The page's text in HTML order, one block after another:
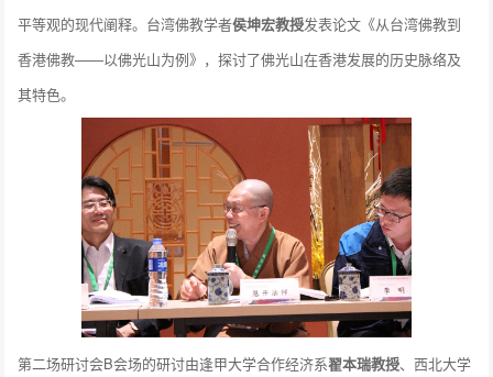
平等观的现代阐释。台湾佛教学者侯坤宏教授发表论文《从台湾佛教到
香港佛教——以佛光山为例》，探讨了佛光山在香港发展的历史脉络及
其特色。
第二场研讨会B会场的研讨由逢甲大学合作经济系翟本瑞教授、西北大学